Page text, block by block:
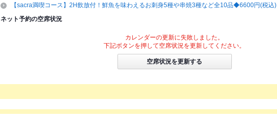
【sacra満喫コース】2H飲放付！鮮魚を味わえるお刺身5種や串焼3種など全10品◆6600円(税込)
ネット予約の空席状況
カレンダーの更新に失敗しました。
下記ボタンを押して空席状況を更新してください。
空席状況を更新する